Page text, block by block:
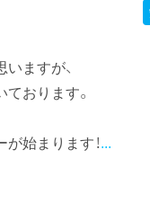
ますが、
おります。
始まります！...